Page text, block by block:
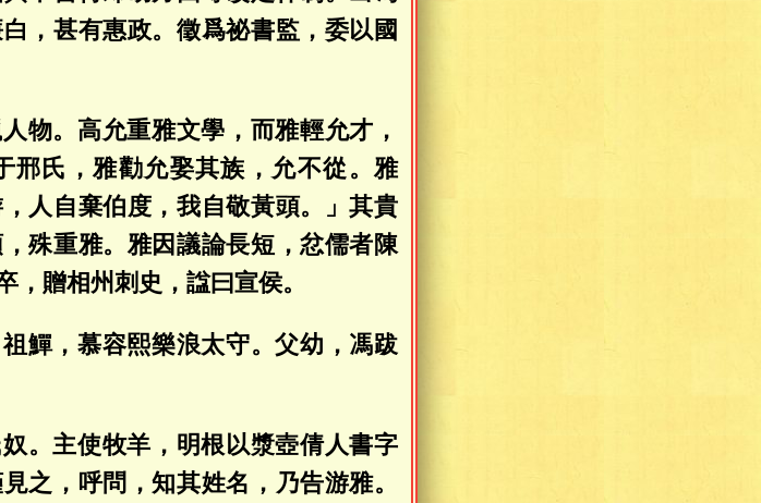
，甚有惠政。徵爲祕書監，委以國
物。高允重雅文學，而雅輕允才，
邢氏，雅勸允娶其族，允不從。雅
人自棄伯度，我自敬黃頭。」其貴
殊重雅。雅因議論長短，忿儒者陳
贈相州刺史，諡曰宣侯。
鱓，慕容熙樂浪太守。父幼，馮跋
。主使牧羊，明根以漿壺倩人書字
之，呼問，知其姓名，乃告游雅。